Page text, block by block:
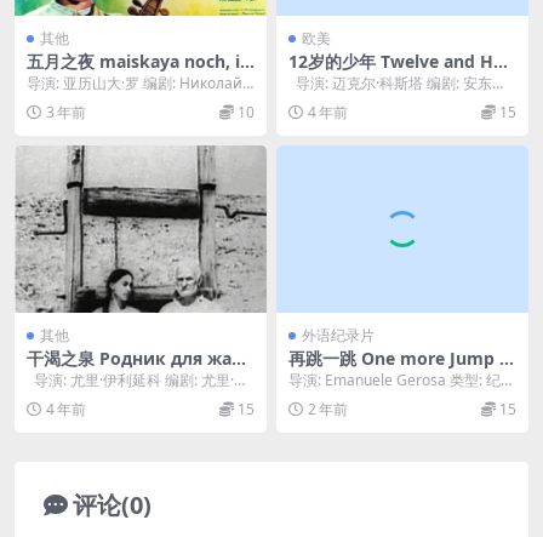
其他
五月之夜 maiskaya noch, ili
utoplennitsa (1952)
导演: 亚历山大·罗 编剧: Николай Р
имский-Корсаков ...
3 年前 10
欧美
12岁的少年 Twelve and Hol
ding (2005)
导演: 迈克尔·科斯塔 编剧: 安东尼·
西皮阿诺 主演: Cono...
4 年前 15
其他
干渴之泉 Родник для жаж
дущих (1965)
导演: 尤里·伊利延科 编剧: 尤里·伊
利延科 主演: 季米特里·...
4 年前 15
外语纪录片
再跳一跳 One more Jump (2
019)
导演: Emanuele Gerosa 类型: 纪录
片 制片国家/地区: 意大利...
2 年前 15
评论(0)